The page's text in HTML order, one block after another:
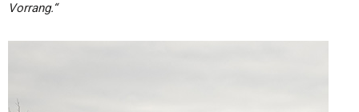
Vorrang.“